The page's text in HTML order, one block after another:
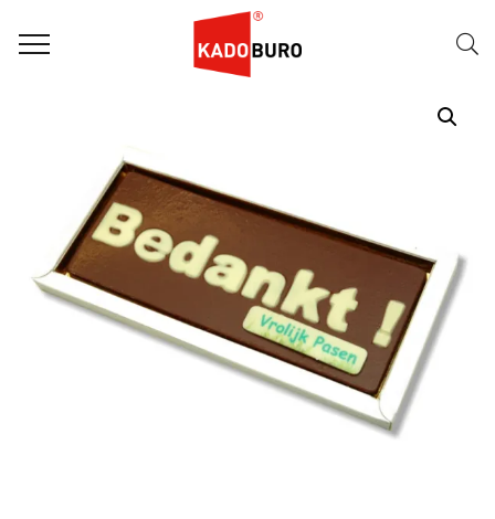
Home Paasgeschenken Paasgeschenk 13